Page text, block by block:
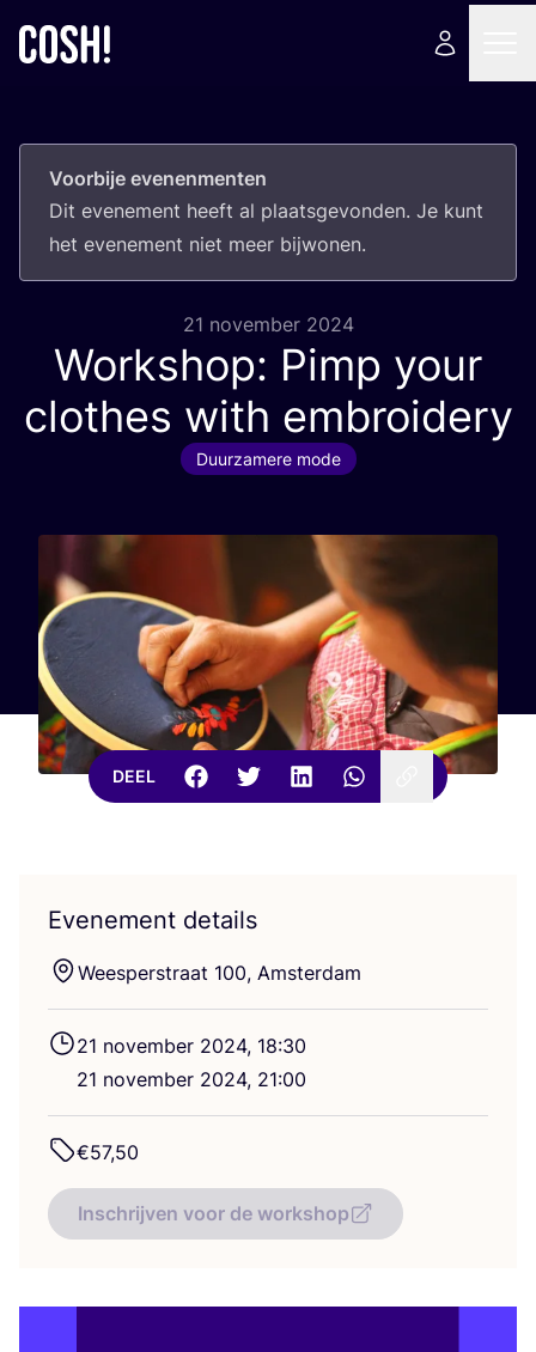
Voorbije evenenmenten
Dit eve­ne­ment heeft al plaats­ge­von­den. Je kunt
het eve­ne­ment niet meer bijwonen.
21 november 2024
Workshop: Pimp your
clothes with embroidery
Duurzamere mode
DEEL
Evenement details
Weesperstraat 100, Amsterdam
21 novem­ber 2024, 18:30
21 novem­ber 2024, 21:00
€57,50
Inschrijven voor de workshop